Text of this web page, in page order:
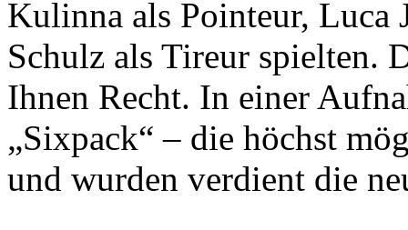
Kulinna als Pointeur,
Schulz als Tireur spielten.
Ihnen Recht. In einer
„Sixpack“ – die höchst
und wurden verdient die